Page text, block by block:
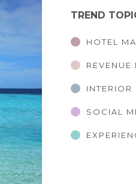
TREND
HOTEL
REVENUE
INTERIOR
SOCIAL